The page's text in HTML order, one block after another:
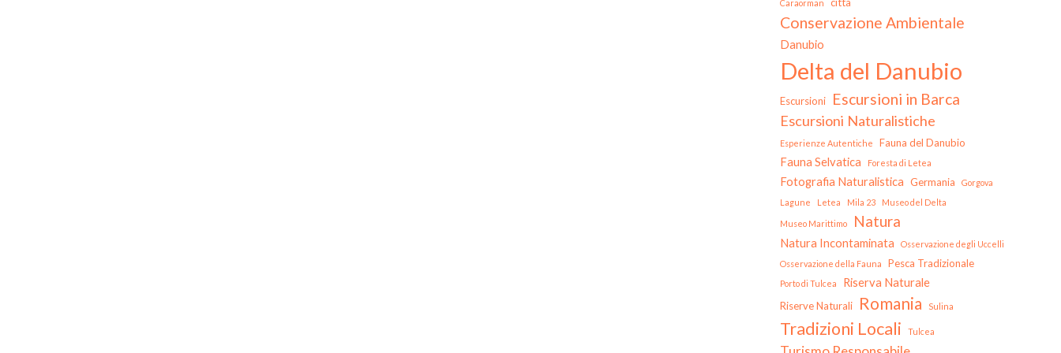
Caraorman
Conservazione Ambientale
Danubio
Delta del Danubio
Escursioni Escursioni in Barca
Escursioni Naturalistiche
Esperienze Autentiche Fauna del Danubio
Fauna Selvatica Foresta di Letea
Fotografia Naturalistica Germania
Gorgova
Lagune
Letea Mila 23 Museo del Delta
Museo Marittimo Natura
Natura Incontaminata
Osservazione degli Uccelli
Osservazione della Fauna
Pesca Tradizionale
Porto di Tulcea Riserva Naturale
Riserve Naturali Romania Sulina
Tradizioni Locali Tulcea